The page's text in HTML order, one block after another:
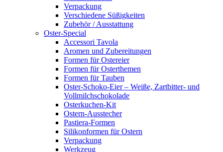
Verpackung
Verschiedene Süßigkeiten
Zubehör / Ausstattung
Oster-Special
Accessori Tavola
Aromen und Zubereitungen
Formen für Ostereier
Formen für Osterthemen
Formen für Tauben
Oster-Schoko-Eier – Weiße, Zartbitter- und
Vollmilchschokolade
Osterkuchen-Kit
Ostern-Ausstecher
Pastiera-Formen
Silikonformen für Ostern
Verpackung
Werkzeug